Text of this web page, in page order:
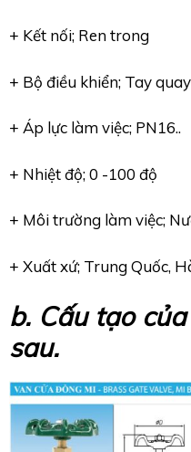
+ Kết nối; Ren trong
+ Bộ điều khiển; Tay quay
+ Áp lực làm việc; PN16..
+ Nhiệt độ; 0 -100 độ
+ Môi trường làm việc;
+ Xuất xứ; Trung Quốc,
b. Cấu tạo
sau.